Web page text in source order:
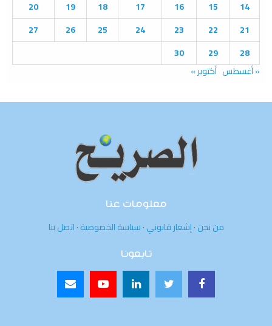
H
14
15
16
17
18
19
20
21
22
23
24
25
26
27
28
29
30
« أغسطس أكتوبر »
معلومات عنا
من نحن·إشعار قانوني·سياسة الخصوصية·اتصل بنا
تابعونا